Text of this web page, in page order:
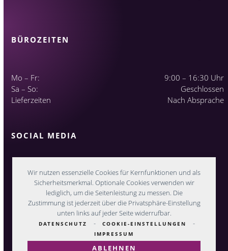
Wir nutzen essenzielle Cookies für Kernfunktionen und als
Sicherheitsmerkmal. Optionale Cookies verwenden wir
lediglich, um die Seitenleistung zu messen. Die
Zustimmung ist jederzeit über die Privatsphäre-Einstellung
unten links auf jeder Seite widerrufbar.
DATENSCHUTZ - COOKIE-EINSTELLUNGEN -
IMPRESSUM
ABLEHNEN
BÜROZEITEN
Mo – Fr:
9:00 – 16:30 Uhr
Sa – So:
Geschlossen
Lieferzeiten
Nach Absprache
SOCIAL MEDIA